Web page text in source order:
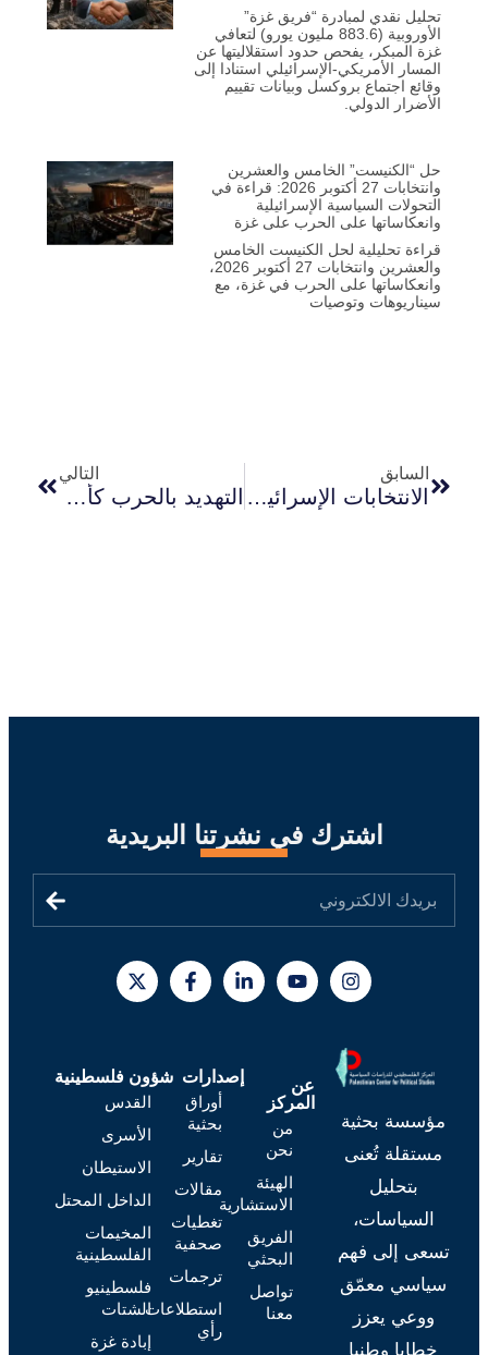
تحليل نقدي لمبادرة “فريق غزة”
الأوروبية (883.6 مليون يورو) لتعافي
غزة المبكر، يفحص حدود استقلاليتها عن
المسار الأمريكي-الإسرائيلي استنادا إلى
وقائع اجتماع بروكسل وبيانات تقييم
الأضرار الدولي.
حل “الكنيست” الخامس والعشرين
وانتخابات 27 أكتوبر 2026: قراءة في
التحولات السياسية الإسرائيلية
وانعكاساتها على الحرب على غزة
قراءة تحليلية لحل الكنيست الخامس
والعشرين وانتخابات 27 أكتوبر 2026،
وانعكاساتها على الحرب في غزة، مع
سيناريوهات وتوصيات
السابق
الانتخابات الإسرائيلية 2026: تحالفات هشة، جمود بنيوي، واحتمالات إعادة إنتاج الأزمة السياسية
التالي
التهديد بالحرب كأداة لإدارة الصراع: التحول في العقيدة الإسرائيلية واختلال التوازن التفاوضي في غزة
اشترك في نشرتنا البريدية
مؤسسة بحثية
مستقلة تُعنى
بتحليل
السياسات،
تسعى إلى فهم
سياسي معمّق
ووعي يعزز
خطابا وطنيا
عن
المركز
من
نحن
الهيئة
الاستشارية
الفريق
البحثي
تواصل
معنا
إصدارات
أوراق
بحثية
تقارير
مقالات
تغطيات
صحفية
ترجمات
استطلاعات
رأي
شؤون فلسطينية
القدس
الأسرى
الاستيطان
الداخل المحتل
المخيمات
الفلسطينية
فلسطينيو
الشتات
إبادة غزة